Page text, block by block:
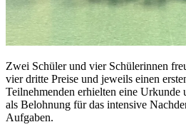
Zwei Schü­ler und vier Schü­le­rin­nen
vier drit­te Prei­se und je­weils ei­nen
Teil­neh­men­den er­hiel­ten eine Ur­kun­de
als Be­loh­nung für das in­ten­si­ve
Auf­ga­ben.